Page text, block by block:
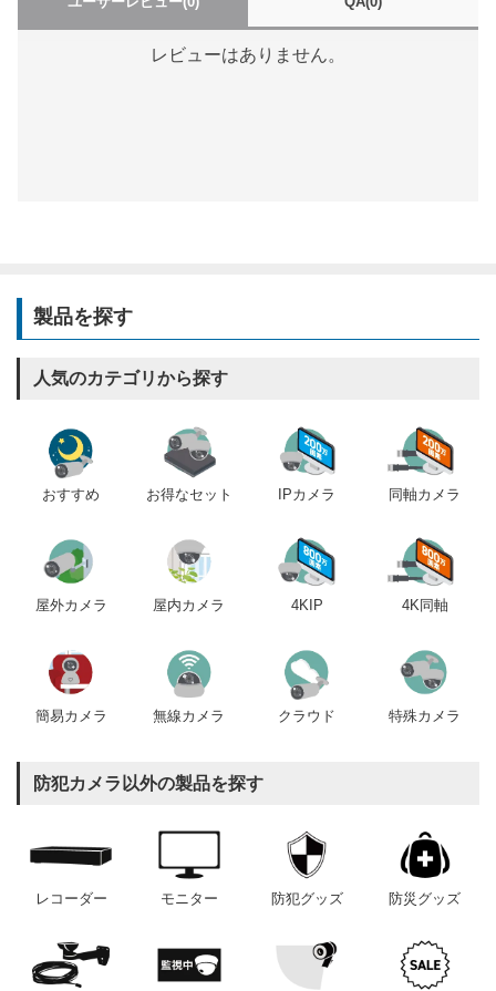
レビューはありません。
製品を探す
人気のカテゴリから探す
おすすめ お得なセット IPカメラ 同軸カメラ
屋外カメラ 屋内カメラ 4KIP 4K同軸
簡易カメラ 無線カメラ クラウド 特殊カメラ
防犯カメラ以外の製品を探す
レコーダー モニター 防犯グッズ 防災グッズ